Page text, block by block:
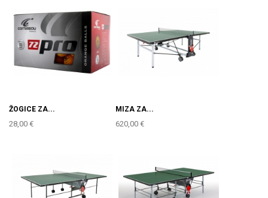
ŽOGICE ZA...
28,00 €
MIZA ZA...
620,00 €